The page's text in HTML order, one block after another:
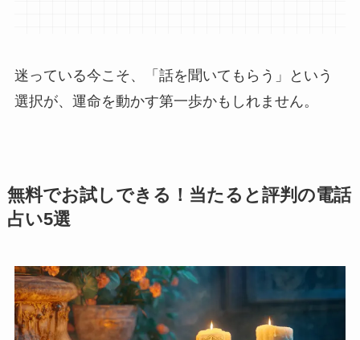
迷っている今こそ、「話を聞いてもらう」という
選択が、運命を動かす第一歩かもしれません。
無料でお試しできる！当たると評判の電話
占い5選